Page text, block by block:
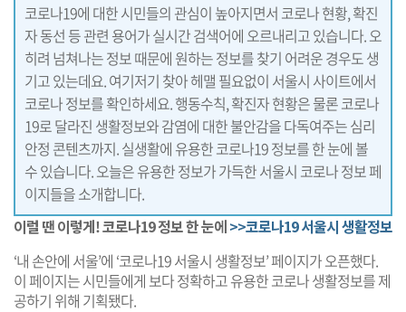
코로나19에 대한 시민들의 관심이 높아지면서 코로나 현황, 확진
자 동선 등 관련 용어가 실시간 검색어에 오르내리고 있습니다. 오
히려 넘쳐나는 정보 때문에 원하는 정보를 찾기 어려운 경우도 생
기고 있는데요. 여기저기 찾아 헤맬 필요없이 서울시 사이트에서
코로나 정보를 확인하세요. 행동수칙, 확진자 현황은 물론 코로나
19로 달라진 생활정보와 감염에 대한 불안감을 다독여주는 심리
안정 콘텐츠까지. 실생활에 유용한 코로나19 정보를 한 눈에 볼
수 있습니다. 오늘은 유용한 정보가 가득한 서울시 코로나 정보 페
이지들을 소개합니다.
이럴 땐 이렇게! 코로나19 정보 한 눈에>>코로나19 서울시 생활정보
‘내 손안에 서울’에 ‘코로나19 서울시 생활정보’ 페이지가 오픈했다.
이 페이지는 시민들에게 보다 정확하고 유용한 코로나 생활정보를 제
공하기 위해 기획됐다.